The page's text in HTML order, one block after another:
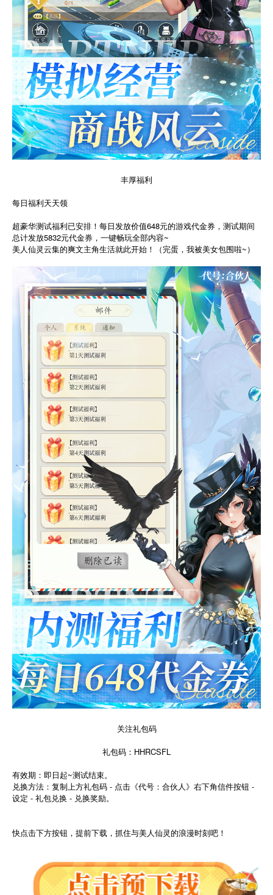
丰厚福利
每日福利天天领
超豪华测试福利已安排！每日发放价值648元的游戏代金券，测试期间
总计发放5832元代金券，一键畅玩全部内容~
美人仙灵云集的爽文主角生活就此开始！（完蛋，我被美女包围啦~）
关注礼包码
礼包码：HHRCSFL
有效期：即日起~测试结束。
兑换方法：复制上方礼包码 - 点击《代号：合伙人》右下角信件按钮 -
设定 - 礼包兑换 - 兑换奖励。
快点击下方按钮，提前下载，抓住与美人仙灵的浪漫时刻吧！